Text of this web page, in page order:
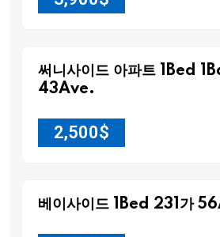
써니사이드 아파트 1Bed
43Ave.
2,500$
베이사이드 1Bed 231가